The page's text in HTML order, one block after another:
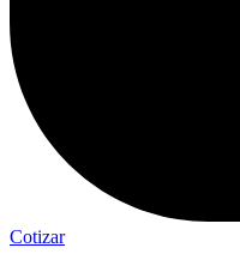
Cotizar